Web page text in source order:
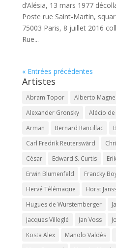
d’Alésia, 13 mars 1977
Poste rue Saint-Martin,
75003 Paris, 8 juillet 2016
Rue...
« Entrées précédentes
Artistes
Abram Topor Alberto
Alexander Gronsky
Alécio
Arman
Bernard Rancillac
Carl Fredrik Reuterswärd
César
Edward S. Curtis
Erwin Blumenfeld
Francky
Hervé Télémaque
Horst
Hugues de Wurstemberger
Jacques Villeglé
Jan Voss
Kosta Alex
Manolo Valdés